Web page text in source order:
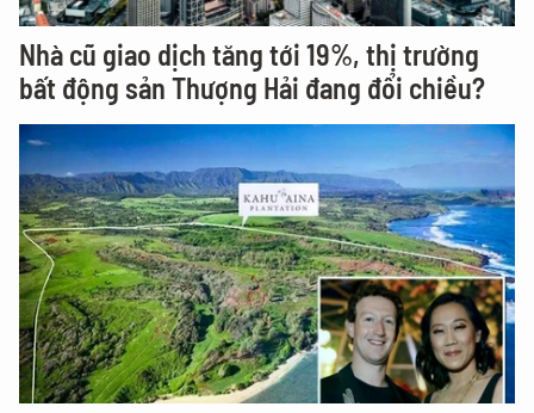
Nhà cũ giao dịch tăng tới 19%, thị trường
bất động sản Thượng Hải đang đổi chiều?